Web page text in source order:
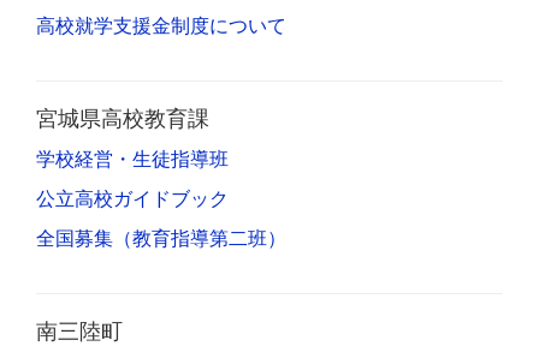
高校就学支援金制度について
宮城県高校教育課
学校経営・生徒指導班
公立高校ガイドブック
全国募集（教育指導第二班）
南三陸町